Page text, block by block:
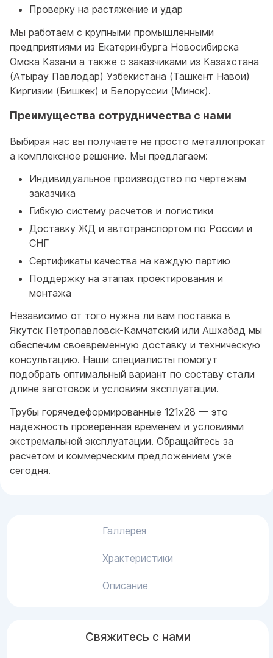
Проверку на растяжение и удар
Мы работаем с крупными промышленными
предприятиями из Екатеринбурга Новосибирска
Омска Казани а также с заказчиками из Казахстана
(Атырау Павлодар) Узбекистана (Ташкент Навои)
Киргизии (Бишкек) и Белоруссии (Минск).
Преимущества сотрудничества с нами
Выбирая нас вы получаете не просто металлопрокат
а комплексное решение. Мы предлагаем:
Индивидуальное производство по чертежам
заказчика
Гибкую систему расчетов и логистики
Доставку ЖД и автотранспортом по России и
СНГ
Сертификаты качества на каждую партию
Поддержку на этапах проектирования и
монтажа
Независимо от того нужна ли вам поставка в
Якутск Петропавловск-Камчатский или Ашхабад мы
обеспечим своевременную доставку и техническую
консультацию. Наши специалисты помогут
подобрать оптимальный вариант по составу стали
длине заготовок и условиям эксплуатации.
Трубы горячедеформированные 121x28 — это
надежность проверенная временем и условиями
экстремальной эксплуатации. Обращайтесь за
расчетом и коммерческим предложением уже
сегодня.
Галлерея
Храктеристики
Описание
Свяжитесь с нами